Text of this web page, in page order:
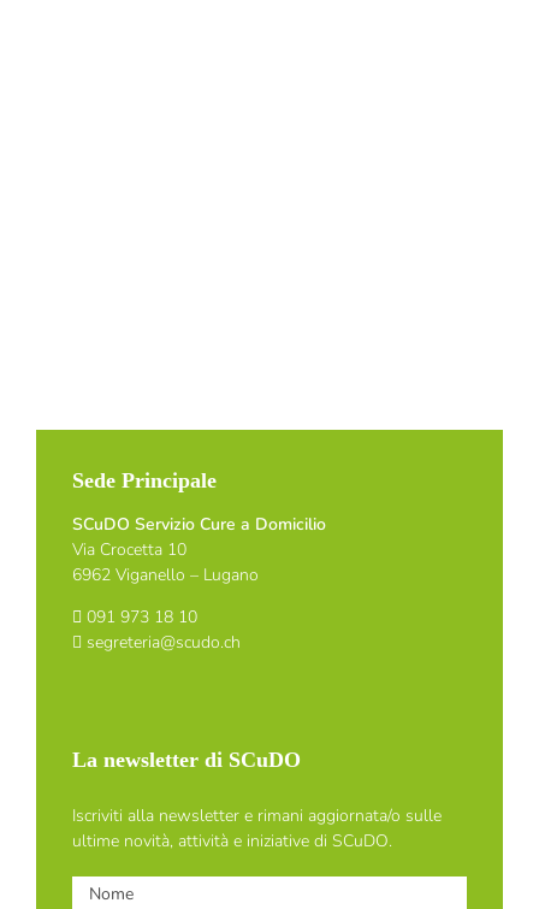
Sede Principale
SCuDO Servizio Cure a Domicilio
Via Crocetta 10
6962 Viganello – Lugano
091 973 18 10
segreteria@scudo.ch
La newsletter di SCuDO
Iscriviti alla newsletter e rimani aggiornata/o sulle
ultime novità, attività e iniziative di SCuDO.